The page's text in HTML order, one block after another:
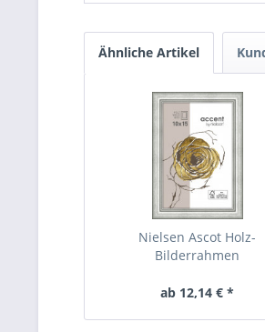
Ähnliche Artikel
Nielsen Ascot Holz-
Bilderrahmen
ab 12,14 € *